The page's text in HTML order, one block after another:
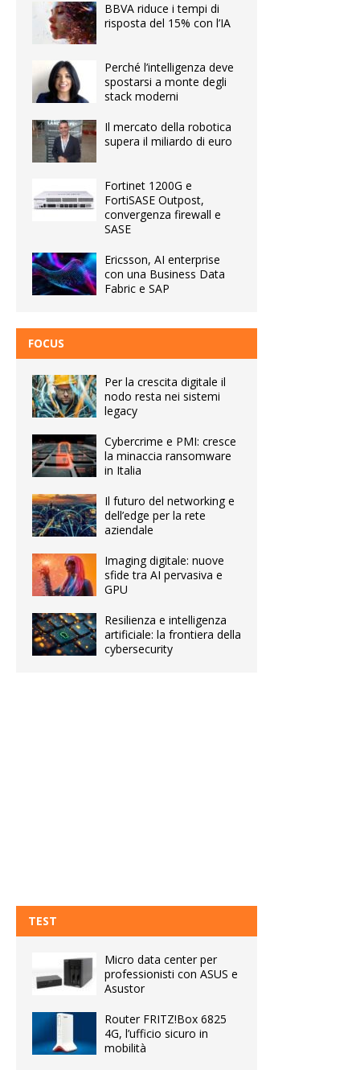
BBVA riduce i tempi di
risposta del 15% con l’IA
Perché l’intelligenza deve
spostarsi a monte degli
stack moderni
Il mercato della robotica
supera il miliardo di euro
Fortinet 1200G e
FortiSASE Outpost,
convergenza firewall e
SASE
Ericsson, AI enterprise
con una Business Data
Fabric e SAP
FOCUS
Per la crescita digitale il
nodo resta nei sistemi
legacy
Cybercrime e PMI: cresce
la minaccia ransomware
in Italia
Il futuro del networking e
dell’edge per la rete
aziendale
Imaging digitale: nuove
sfide tra AI pervasiva e
GPU
Resilienza e intelligenza
artificiale: la frontiera della
cybersecurity
TEST
Micro data center per
professionisti con ASUS e
Asustor
Router FRITZ!Box 6825
4G, l’ufficio sicuro in
mobilità